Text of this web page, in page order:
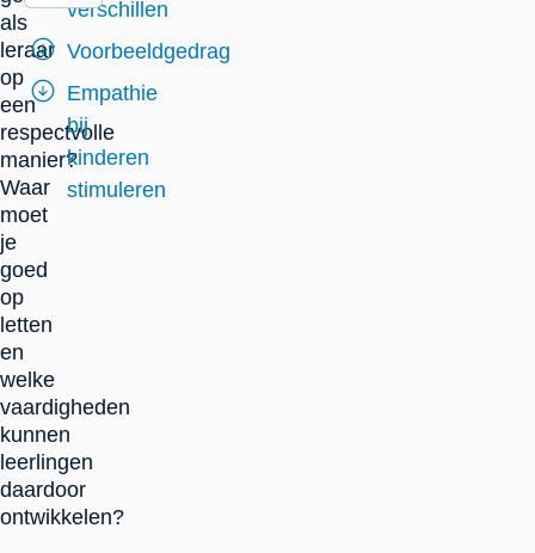
als
leraar
op
een
respectvolle
manier?
Waar
moet
je
goed
op
letten
en
welke
vaardigheden
kunnen
leerlingen
daardoor
ontwikkelen?
verschillen
Voorbeeldgedrag
Empathie
bij
kinderen
stimuleren